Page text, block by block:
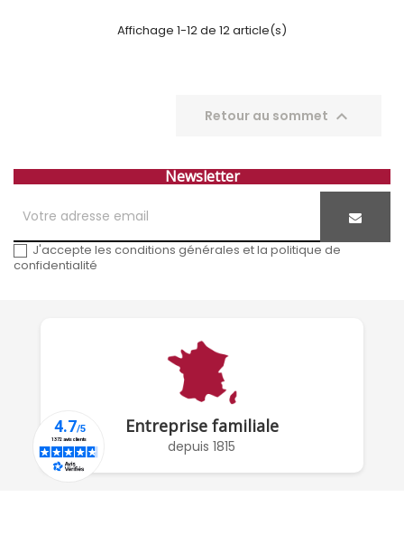
Affichage 1-12 de 12 article(s)
Retour au sommet 
Newsletter
J'accepte les conditions générales et la politique de
confidentialité
Entreprise familiale
depuis 1815